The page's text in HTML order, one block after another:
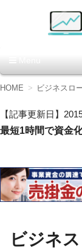
コ
テ
ン
ツ
動
HOME ビジネスロ
【記事更新日】
最短1時間で資金
ビジネ